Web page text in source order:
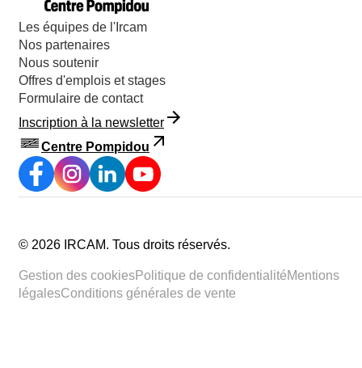
Les équipes de l'Ircam
Nos partenaires
Nous soutenir
Offres d'emplois et stages
Formulaire de contact
Inscription à la newsletter
Centre Pompidou
© 2026 IRCAM. Tous droits réservés.
Gestion des cookiesPolitique de confidentialitéMentions
légalesConditions générales de vente